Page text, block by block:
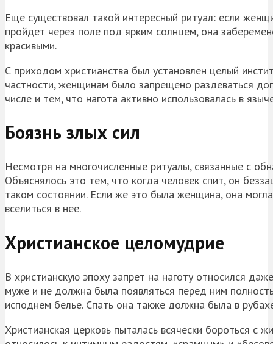
Еще существовал такой интересный ритуал: если
пройдет через поле под ярким солнцем, она
красивыми.
С приходом христианства был установлен целый
частности, женщинам было запрещено раздеваться
числе и тем, что нагота активно использовалась в
Боязнь злых сил
Несмотря на многочисленные ритуалы, связанные с
Объяснялось это тем, что когда человек спит, он
таком состоянии. Если же это была женщина, она
вселиться в нее.
Христианское целомудрие
В христианскую эпоху запрет на наготу относился
муже и не должна была появляться перед ним
исподнем белье. Спать она также должна была в
Христианская церковь пыталась всячески бороться с